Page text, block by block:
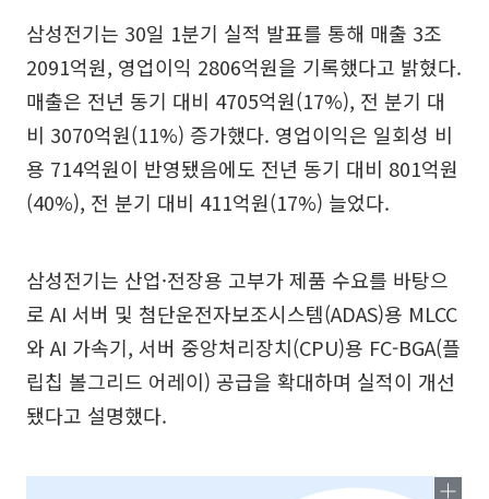
삼성전기는 30일 1분기 실적 발표를 통해 매출 3조
2091억원, 영업이익 2806억원을 기록했다고 밝혔다.
매출은 전년 동기 대비 4705억원(17%), 전 분기 대
비 3070억원(11%) 증가했다. 영업이익은 일회성 비
용 714억원이 반영됐음에도 전년 동기 대비 801억원
(40%), 전 분기 대비 411억원(17%) 늘었다.
삼성전기는 산업·전장용 고부가 제품 수요를 바탕으
로 AI 서버 및 첨단운전자보조시스템(ADAS)용 MLCC
와 AI 가속기, 서버 중앙처리장치(CPU)용 FC-BGA(플
립칩 볼그리드 어레이) 공급을 확대하며 실적이 개선
됐다고 설명했다.